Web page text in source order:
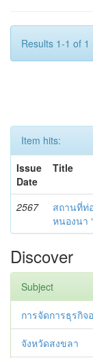
Results 1-1 of
Item hits:
Issue
Date
Title
2567
สถานที่ท่
หนองนา
Discover
Subject
การจัดการธุรกิจ
จังหวัดสงขลา